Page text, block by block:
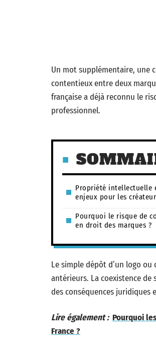
Un mot supplémentaire, une
contentieux entre deux
française a déjà reconnu le
professionnel.
Propriété intellectuelle
enjeux pour les
Pourquoi le risque de
en droit des marques ?
Le simple dépôt d’un logo
antérieurs. La coexistence de
des conséquences juridiques
Lire également : Pourquoi
France ?